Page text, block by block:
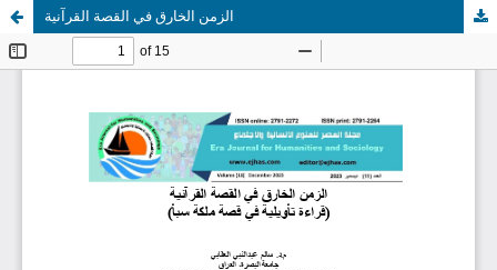
الزمن الخارق في القصة القرآنية